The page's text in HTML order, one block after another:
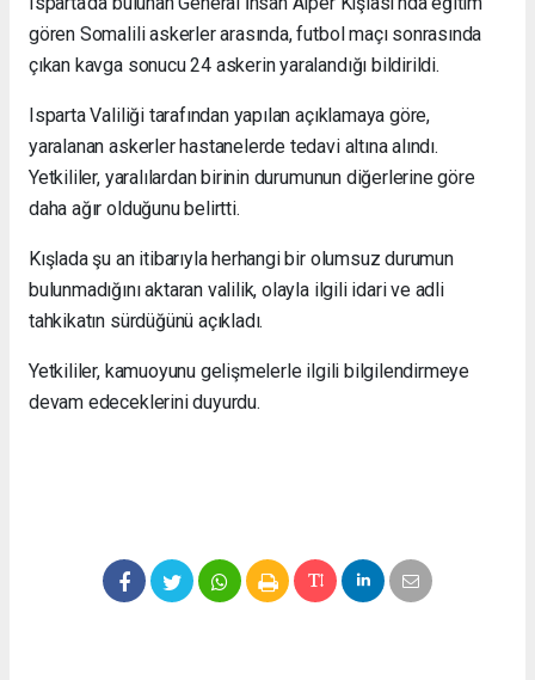
gören Somalili askerler arasında, futbol maçı sonrasında
çıkan kavga sonucu 24 askerin yaralandığı bildirildi.
Isparta Valiliği tarafından yapılan açıklamaya göre,
yaralanan askerler hastanelerde tedavi altına alındı.
Yetkililer, yaralılardan birinin durumunun diğerlerine göre
daha ağır olduğunu belirtti.
Kışlada şu an itibarıyla herhangi bir olumsuz durumun
bulunmadığını aktaran valilik, olayla ilgili idari ve adli
tahkikatın sürdüğünü açıkladı.
Yetkililer, kamuoyunu gelişmelerle ilgili bilgilendirmeye
devam edeceklerini duyurdu.